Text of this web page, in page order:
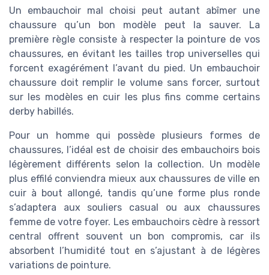
Un embauchoir mal choisi peut autant abîmer une
chaussure qu’un bon modèle peut la sauver. La
première règle consiste à respecter la pointure de vos
chaussures, en évitant les tailles trop universelles qui
forcent exagérément l’avant du pied. Un embauchoir
chaussure doit remplir le volume sans forcer, surtout
sur les modèles en cuir les plus fins comme certains
derby habillés.
Pour un homme qui possède plusieurs formes de
chaussures, l’idéal est de choisir des embauchoirs bois
légèrement différents selon la collection. Un modèle
plus effilé conviendra mieux aux chaussures de ville en
cuir à bout allongé, tandis qu’une forme plus ronde
s’adaptera aux souliers casual ou aux chaussures
femme de votre foyer. Les embauchoirs cèdre à ressort
central offrent souvent un bon compromis, car ils
absorbent l’humidité tout en s’ajustant à de légères
variations de pointure.